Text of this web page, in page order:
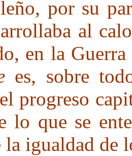
por su
al
en la
es, sobre
progreso
lo que se
la igualdad de